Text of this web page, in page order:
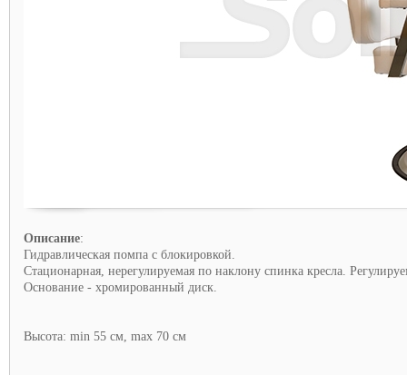
Описание:
Гидравлическая помпа с блокировкой.
Стационарная, нерегулируемая по наклону спинка кресла.
Основание - хромированный диск.
Высота: min 55 см, max 70 см